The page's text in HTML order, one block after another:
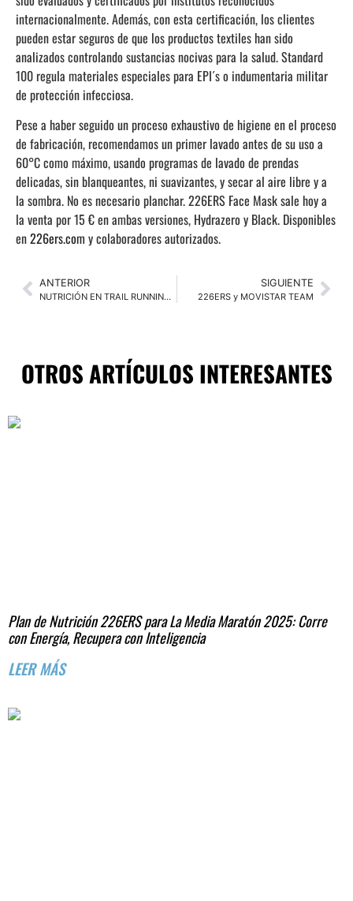
internacionalmente. Además, con esta certificación, los clientes
pueden estar seguros de que los productos textiles han sido
analizados controlando sustancias nocivas para la salud. Standard
100 regula materiales especiales para EPI´s o indumentaria militar
de protección infecciosa.
Pese a haber seguido un proceso exhaustivo de higiene en el proceso
de fabricación, recomendamos un primer lavado antes de su uso a
60°C como máximo, usando programas de lavado de prendas
delicadas, sin blanqueantes, ni suavizantes, y secar al aire libre y a
la sombra. No es necesario planchar. 226ERS Face Mask sale hoy a
la venta por 15 € en ambas versiones, Hydrazero y Black. Disponibles
en226ers.com y colaboradores autorizados.
ANTERIOR
NUTRICIÓN EN TRAIL RUNNING. QUÉ TOMAR Y CUÁNDO TOMARLO
SIGUIENTE
226ERS y MOVISTAR TEAM
OTROS ARTÍCULOS INTERESANTES
Plan de Nutrición 226ERS para La Media Maratón 2025: Corre
con Energía, Recupera con Inteligencia
LEER MÁS